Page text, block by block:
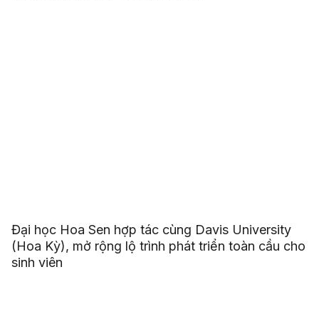
Đại học Hoa Sen hợp tác cùng Davis University
(Hoa Kỳ), mở rộng lộ trình phát triển toàn cầu cho
sinh viên